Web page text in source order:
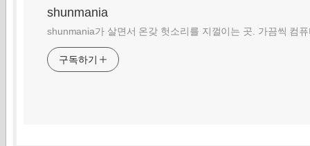
shunmania
shunmania가 살면서 온갖 헛소리를 지껄이는 곳. 가끔씩 컴
구독하기